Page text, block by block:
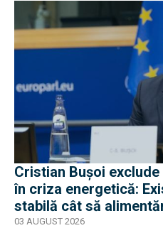
Cristian Bușoi
în criza energetică:
stabilă cât să
03 AUGUST 2026